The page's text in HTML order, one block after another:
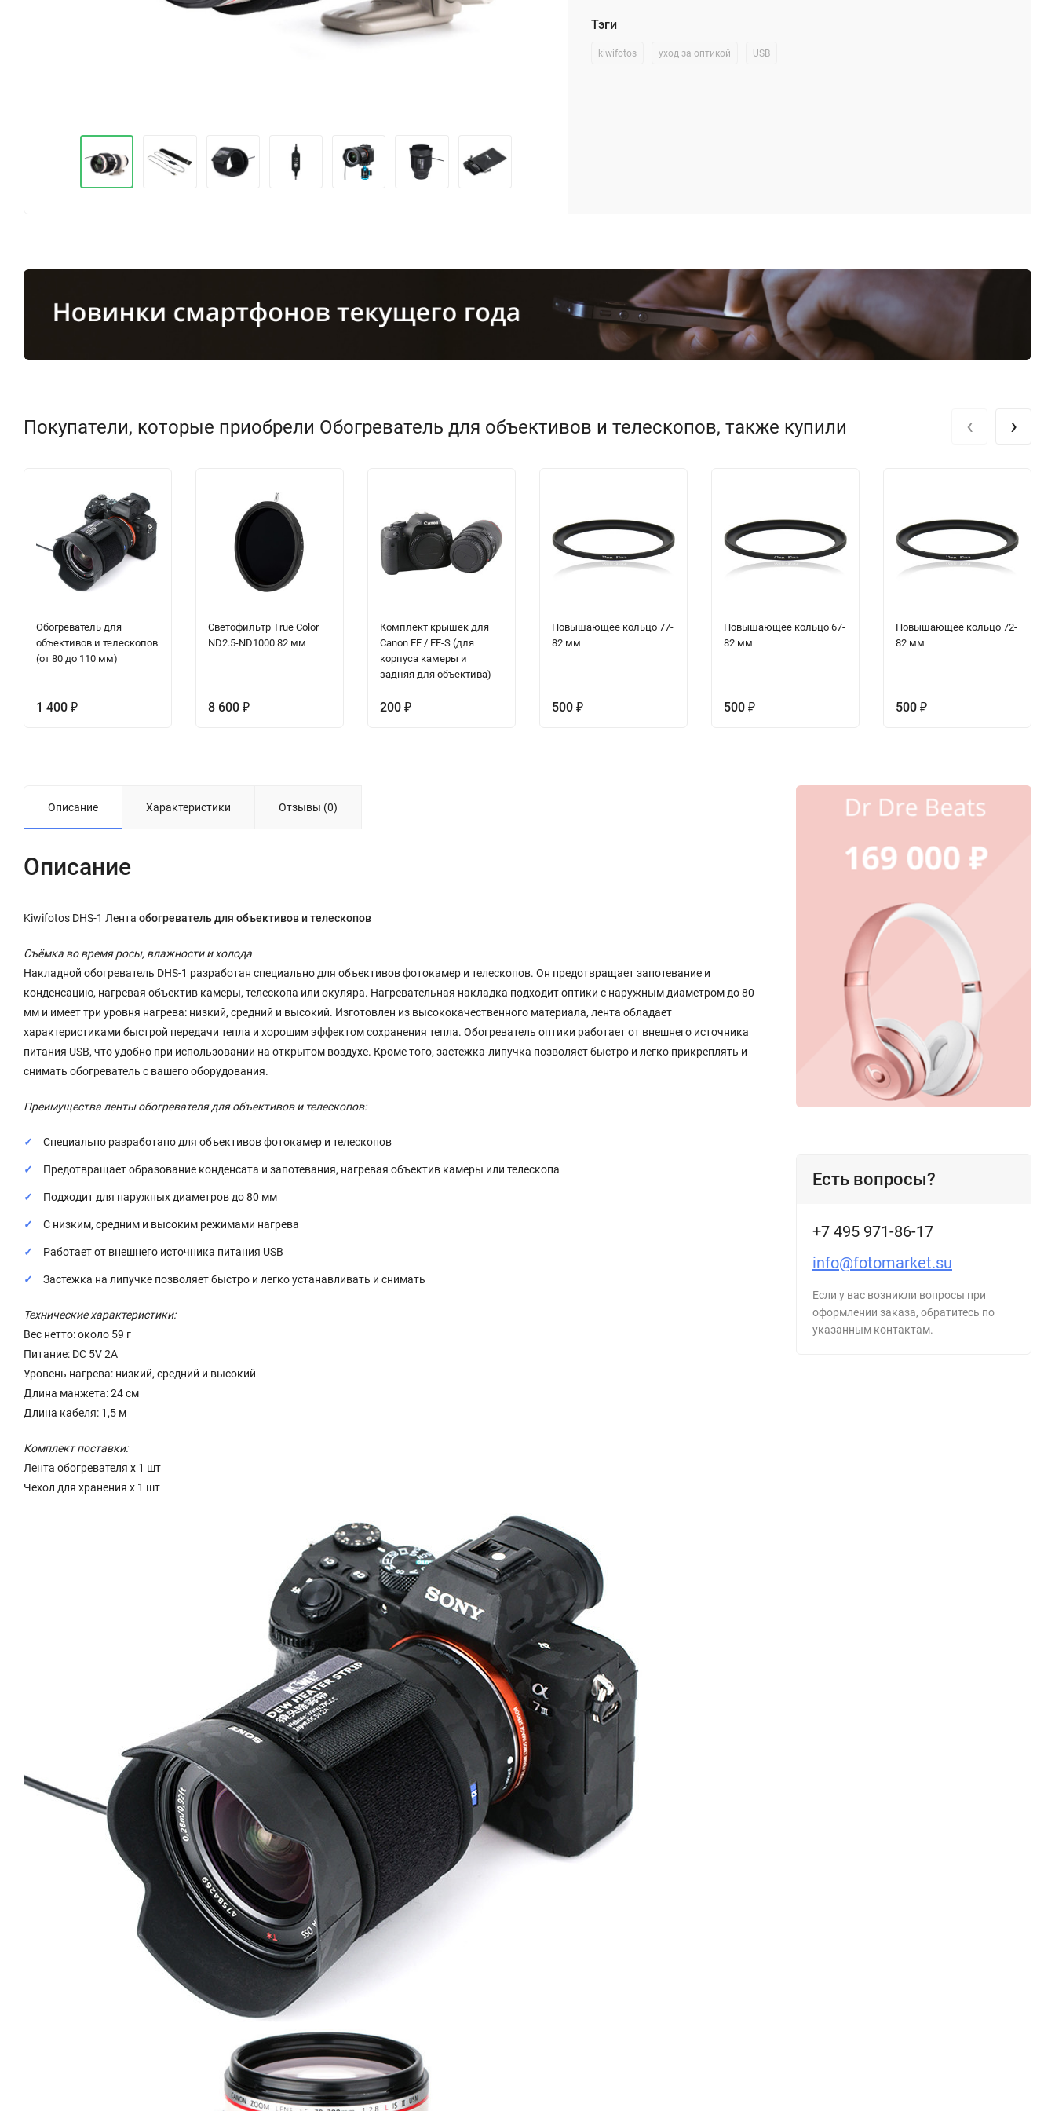
Тэги
kiwifotos уход за оптикой USB
Покупатели, которые приобрели Обогреватель для объективов и телескопов, также купили
Обогреватель для
объективов и телескопов
(от 80 до 110 мм)
1 400 ₽
Светофильтр True Color
ND2.5-ND1000 82 мм
8 600 ₽
Комплект крышек для
Canon EF / EF-S (для
корпуса камеры и
задняя для объектива)
200 ₽
Повышающее кольцо 77-
82 мм
500 ₽
Повышающее кольцо 67-
82 мм
500 ₽
Повышающее кольцо 72-
82 мм
500 ₽
‹ ›
Описание Характеристики Отзывы (0)
Описание
Kiwifotos DHS-1 Лента обогреватель для объективов и телескопов
Съёмка во время росы, влажности и холода
Накладной обогреватель DHS-1 разработан специально для объективов фотокамер и телескопов. Он предотвращает запотевание и
конденсацию, нагревая объектив камеры, телескопа или окуляра. Нагревательная накладка подходит оптики с наружным диаметром до 80
мм и имеет три уровня нагрева: низкий, средний и высокий. Изготовлен из высококачественного материала, лента обладает
характеристиками быстрой передачи тепла и хорошим эффектом сохранения тепла. Обогреватель оптики работает от внешнего источника
питания USB, что удобно при использовании на открытом воздухе. Кроме того, застежка-липучка позволяет быстро и легко прикреплять и
снимать обогреватель с вашего оборудования.
Преимущества ленты обогревателя для объективов и телескопов:
Специально разработано для объективов фотокамер и телескопов
Предотвращает образование конденсата и запотевания, нагревая объектив камеры или телескопа
Подходит для наружных диаметров до 80 мм
С низким, средним и высоким режимами нагрева
Работает от внешнего источника питания USB
Застежка на липучке позволяет быстро и легко устанавливать и снимать
Технические характеристики:
Вес нетто: около 59 г
Питание: DC 5V 2A
Уровень нагрева: низкий, средний и высокий
Длина манжета: 24 см
Длина кабеля: 1,5 м
Комплект поставки:
Лента обогревателя x 1 шт
Чехол для хранения x 1 шт
Есть вопросы?
+7 495 971-86-17
info@fotomarket.su
Если у вас возникли вопросы при
оформлении заказа, обратитесь по
указанным контактам.